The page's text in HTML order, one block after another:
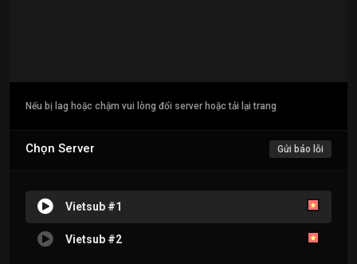
Nếu bị lag hoặc chậm vui lòng đổi server hoặc tải lại trang
Chọn Server Gửi báo lỗi
Vietsub #1
Vietsub #2